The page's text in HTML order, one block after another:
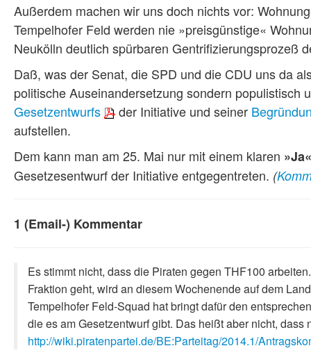
Außerdem machen wir uns doch nichts vor:
Tempelhofer Feld werden nie »preisgünstige«
Neukölln deutlich spürbaren Gentrifizierungsprozeß
Daß, was der Senat, die SPD und die CDU uns da
politische Auseinandersetzung sondern populistisch
Gesetzentwurfs
der Initiative und seiner
aufstellen.
Dem kann man am 25. Mai nur mit einem klaren »Ja«
Gesetzesentwurf der Initiative entgegentreten. (
1 (Email-) Kommentar
Es stimmt nicht, dass die Piraten gegen THF100
Fraktion geht, wird an diesem Wochenende auf dem
Tempelhofer Feld-Squad hat bringt dafür den
die es am Gesetzentwurf gibt. Das heißt aber nicht,
http://wiki.piratenpartei.de/BE:Parteitag/2014.1/